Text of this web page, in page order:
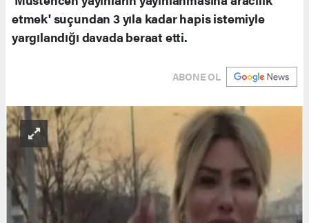
etmek' suçundan 3 yıla kadar hapis istemiyle
yargılandığı davada beraat etti.
ABONE OL